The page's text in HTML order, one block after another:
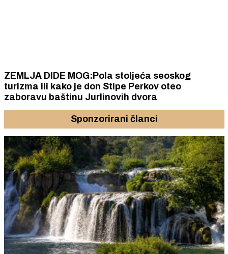
ZEMLJA DIDE MOG:Pola stoljeća seoskog
turizma ili kako je don Stipe Perkov oteo
zaboravu baštinu Jurlinovih dvora
Sponzorirani članci